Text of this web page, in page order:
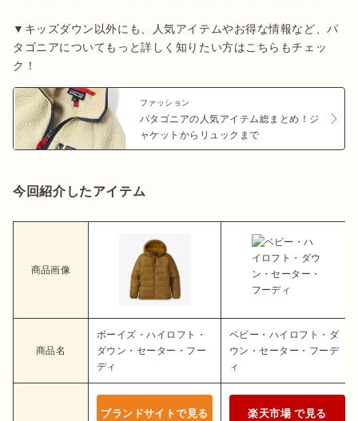
▼キッズダウン以外にも、人気アイテムやお得な情報など、パ
タゴニアについてもっと詳しく知りたい方はこちらもチェッ
ク！
ファッション
パタゴニアの人気アイテム総まとめ！ジ
ャケットからリュックまで
今回紹介したアイテム
商品画像
商品名
ボーイズ・ハイロフト・
ダウン・セーター・フー
ディ
ベビー・ハイロフト・ダ
ウン・セーター・フーデ
ィ
ブランドサイトで見る 楽天市場 で見る